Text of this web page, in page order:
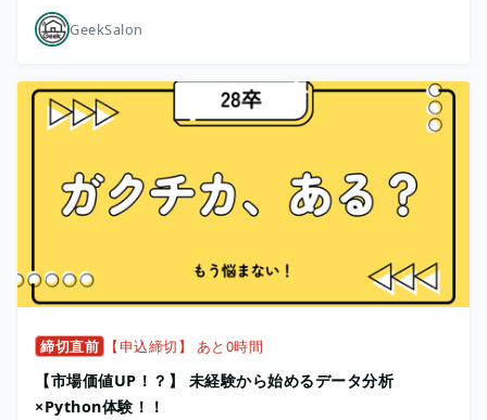
GeekSalon
締切直前 【申込締切】 あと0時間
【市場価値UP！？】 未経験から始めるデータ分析
×Python体験！！